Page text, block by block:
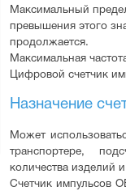
Максимальный
превышения этого
продолжается.
Максимальная
Цифровой счетчик
Назначение
Может
транспортере,
количества изделий и
Счетчик импульсов